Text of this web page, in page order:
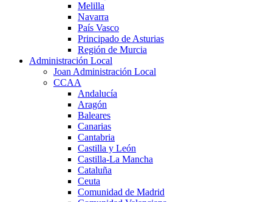
Melilla
Navarra
País Vasco
Principado de Asturias
Región de Murcia
Administración Local
Joan Administración Local
CCAA
Andalucía
Aragón
Baleares
Canarias
Cantabria
Castilla y León
Castilla-La Mancha
Cataluña
Ceuta
Comunidad de Madrid